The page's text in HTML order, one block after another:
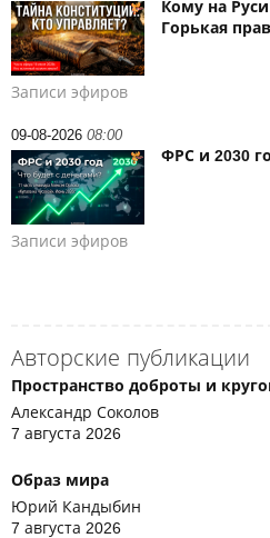
Кому на
Горькая
Записи эфиров
09-08-2026 08:00
ФРС и 2030
Записи эфиров
Авторские публикации
Пространство доброты и
Александр Соколов
7 августа 2026
Образ мира
Юрий Кандыбин
7 августа 2026